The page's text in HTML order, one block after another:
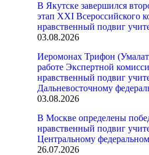
В Якутске завершился
этап XXI Всероссийского
нравственный подвиг
03.08.2026
Иеромонах Трифон
работе Экспертной
нравственный подвиг
Дальневосточному
03.08.2026
В Москве определены
нравственный подвиг
Центральному
26.07.2026